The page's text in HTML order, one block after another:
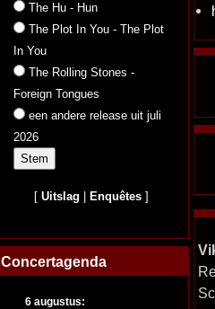
The Hu - Hun
The Plot In You - The Plot
In You
The Rolling Stones -
Foreign Tongues
een andere release uit juli
2026
[Uitslag Enquêtes ]
Concertagenda
6 augustus: